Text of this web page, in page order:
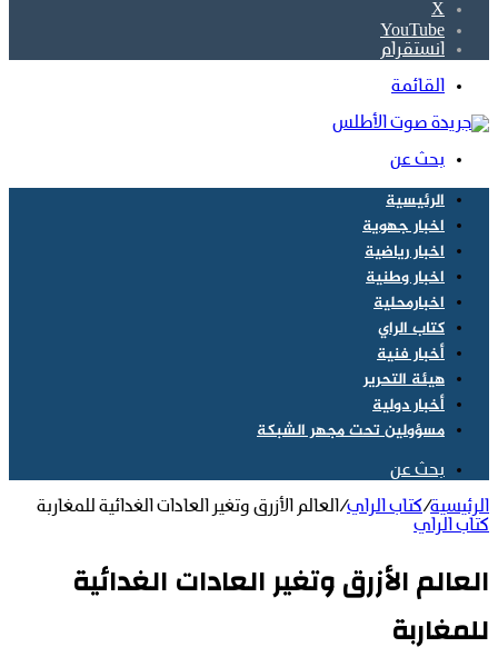
‫X
‫YouTube
انستقرام
القائمة
بحث عن
الرئيسية
اخبار جهوية
اخبار رياضية
اخبار وطنية
اخبارمحلية
كتاب الراي
أخبار فنية
هيئة التحرير
أخبار دولية
مسؤولين تحت مجهر الشبكة
بحث عن
الرئيسية/كتاب الراي/ العالم الأزرق وتغير العادات الغدائية للمغاربة
كتاب الراي
العالم الأزرق وتغير العادات الغدائية
للمغاربة